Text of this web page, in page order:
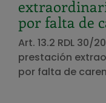
por falta de
Art. 13.2 RDL 30/
prestación
por falta de